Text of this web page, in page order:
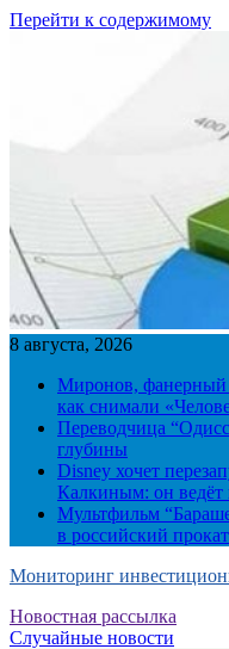
Перейти к содержимому
8 августа, 2026
Миронов, фанерный
как снимали
Переводчица
глубины
Disney хочет
Калкиным: он ведёт
Мультфильм
в российский
Мониторинг
Новостная рассылка
Случайные новости